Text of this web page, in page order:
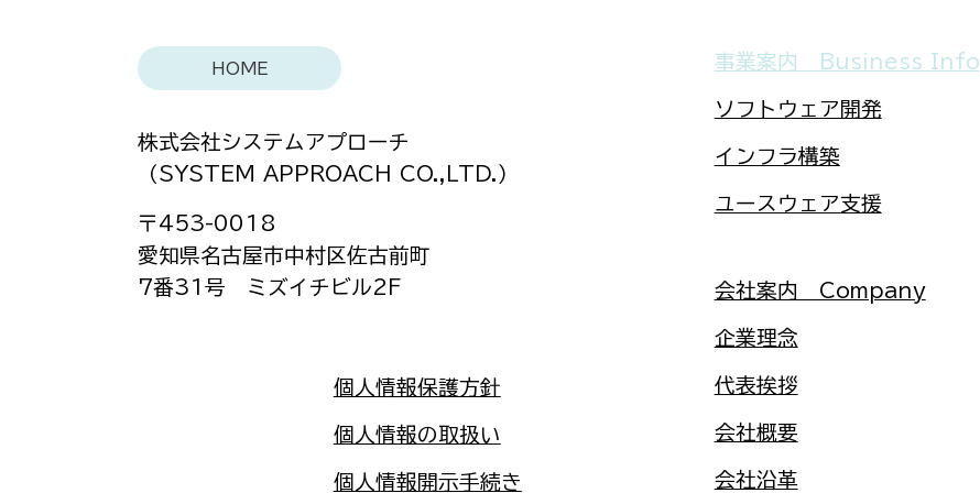
●v3.30の修正点 ・令和8年4月からの雇用保険
料率変更に対応しました。 ・同 子ども・子育て
​会社案内 Company​
企業理念
代表挨拶
​会社概要
​会社沿革
事業案内 Business Info
ソフトウェア開発
​インフラ構築
ユースウェア支援
HOME
株式会社システムアプローチ
（SYSTEM APPROACH CO.,LTD.）
〒453-0018
愛知県名古屋市中村区佐古前町
7番31号 ミズイチビル2F
個人情報保護方針
​個人情報の取扱い
​個人情報開示手続き​